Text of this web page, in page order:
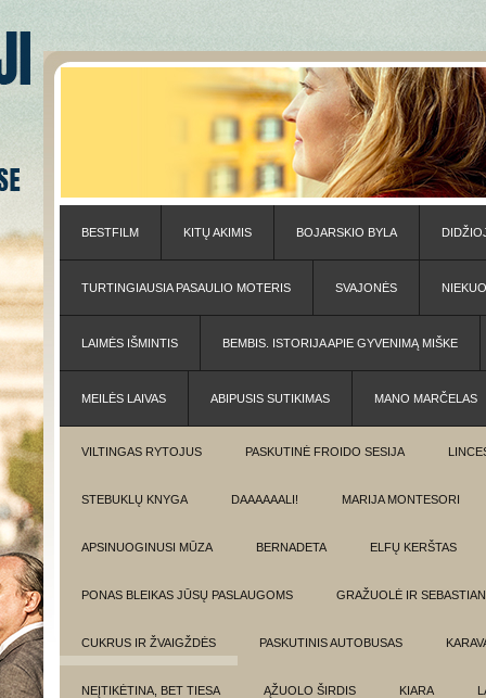
BESTFILM KITŲ AKIMIS BOJARSKIO BYLA
TURTINGIAUSIA PASAULIO MOTERIS SVAJONĖS
LAIMĖS IŠMINTIS BEMBIS. ISTORIJA APIE GYVENIMĄ MIŠKE
MEILĖS LAIVAS ABIPUSIS SUTIKIMAS MANO MARČELAS
VILTINGAS RYTOJUS PASKUTINĖ FROIDO SESIJA
STEBUKLŲ KNYGA DAAAAAALI! MARIJA MONTESORI
APSINUOGINUSI MŪZA BERNADETA ELFŲ KERŠTAS
PONAS BLEIKAS JŪSŲ PASLAUGOMS GRAŽUOLĖ IR
CUKRUS IR ŽVAIGŽDĖS PASKUTINIS AUTOBUSAS
NEĮTIKĖTINA, BET TIESA ĄŽUOLO ŠIRDIS KIARA